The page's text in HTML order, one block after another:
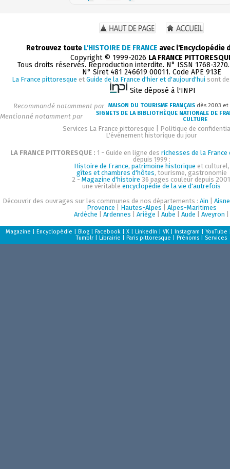
Retrouvez toute L'HISTOIRE DE FRANCE avec l'Encyclopédie
Copyright © 1999-2026 LA FRANCE
Tous droits réservés. Reproduction interdite. N° ISSN 1768-
N° Siret 481 246619 00011. Code APE 913E
La France pittoresque et Guide de la France d'hier et d'aujourd'hui sont
Site déposé à l'INPI
Recommandé notamment par MAISON DU TOURISME FRANÇAIS dès 2003 et
Mentionné notamment par
SIGNETS DE LA BIBLIOTHÈQUE NATIONALE DE
CULTURE
Services La France pittoresque
Politique de
L'événement historique du jour
LA FRANCE PITTORESQUE : 1 - Guide en ligne des richesses de la
depuis 1999 :
Histoire de France, patrimoine historique et culturel,
gîtes et chambres d'hôtes, tourisme, gastronomie
2 - Magazine d'histoire 36 pages couleur depuis
une véritable encyclopédie de la vie d'autrefois
Découvrir des ouvrages sur les communes de nos départements : Ain
Aisne
Provence
Hautes-Alpes
Alpes-Maritimes
Ardèche
Ardennes Ariège Aube Aude Aveyron
Magazine Encyclopédie Blog Facebook X LinkedIn VK Instagram YouTube
Tumblr
Librairie Paris pittoresque Prénoms Services